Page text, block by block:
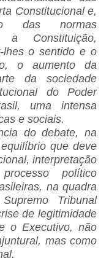
Constitucional e,
das normas
a Constituição,
lhes o sentido e o
o aumento da
da sociedade
do Poder
uma intensa
e sociais.
do debate, na
que deve
interpretação
político
na quadra
Tribunal
de legitimidade
o Executivo, não
mas como